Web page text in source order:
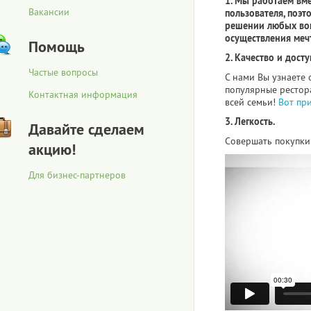
Вакансии
Помощь
Частые вопросы
Контактная информация
Давайте сделаем
акцию!
Для бизнес-партнеров
пользователя,
решении любых
осуществления
2. Качество и
С нами Вы узнаете
популярные
всей семьи! Вот
3. Легкость.
Совершать